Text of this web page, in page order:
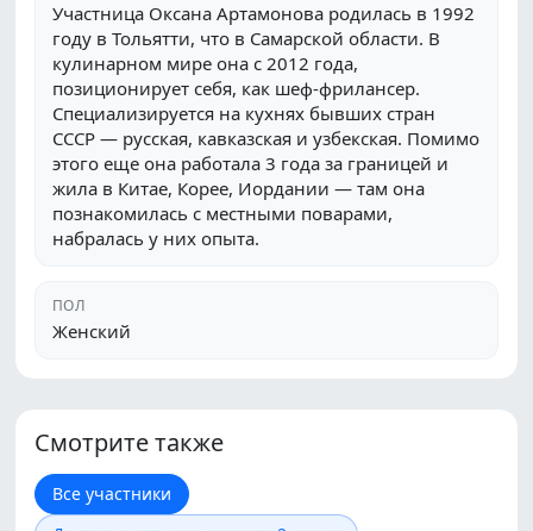
Участница Оксана Артамонова родилась в 1992
году в Тольятти, что в Самарской области. В
кулинарном мире она с 2012 года,
позиционирует себя, как шеф-фрилансер.
Специализируется на кухнях бывших стран
СССР — русская, кавказская и узбекская. Помимо
этого еще она работала 3 года за границей и
жила в Китае, Корее, Иордании — там она
познакомилась с местными поварами,
набралась у них опыта.
ПОЛ
Женский
Смотрите также
Все участники